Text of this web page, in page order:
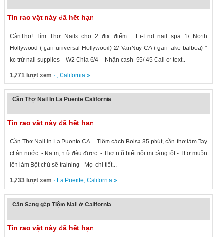
Tin rao vặt này đã hết hạn
CầnThợ! Tìm Thợ Nails cho 2 đia điểm : Hi-End nail spa 1/ North
Hollywood ( gan universal Hollywood) 2/ VanNuy CA ( gan lake balboa) *
ko trừ nail supplies - W2 Chia 6/4 - Nhận cash 55/ 45 Call or text...
1,771 lượt xem · , California»
Cần Thợ Nail In La Puente California
Tin rao vặt này đã hết hạn
Cần Thợ Nail In La Puente CA. - Tiệm cách Bolsa 35 phút, cần thợ làm Tay
chân nước. - Na.m, n.ữ đều được. - Thợ n.ữ biết nối mi càng tốt - Thợ muốn
lên làm Bột chủ sẽ training - Mọi chi tiết...
1,733 lượt xem · La Puente, California»
Cần Sang gấp Tiệm Nail ở California
Tin rao vặt này đã hết hạn